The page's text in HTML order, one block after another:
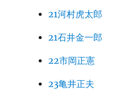
21河村虎太郎
21石井金一郎
22市岡正憲
23亀井正夫